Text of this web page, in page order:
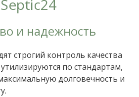
Septic24
и надежность
строгий контроль качества
по стандартам,
долговечность и